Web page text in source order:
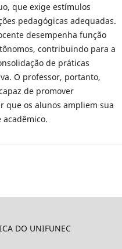
que exige estímulos
pedagógicas adequadas.
desempenha função
contribuindo para a
de práticas
O professor, portanto,
de promover
que os alunos ampliem sua
DO UNIFUNEC